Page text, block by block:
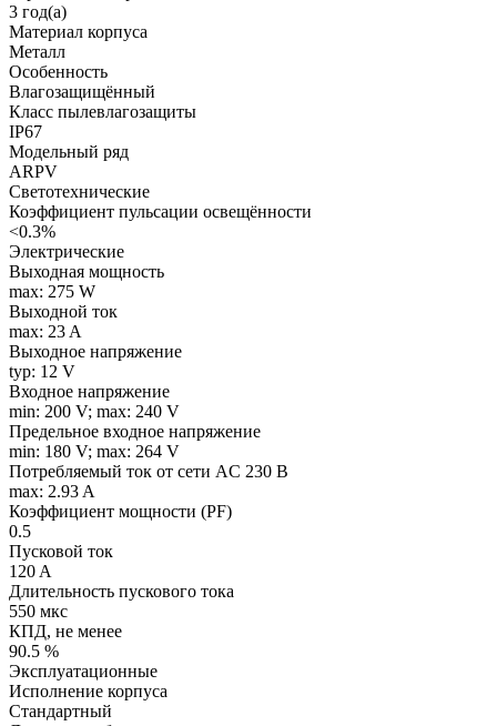
3 год(а)
Материал корпуса
Металл
Особенность
Влагозащищённый
Класс пылевлагозащиты
IP67
Модельный ряд
ARPV
Светотехнические
Коэффициент пульсации освещённости
<0.3%
Электрические
Выходная мощность
max: 275 W
Выходной ток
max: 23 A
Выходное напряжение
typ: 12 V
Входное напряжение
min: 200 V; max: 240 V
Предельное входное напряжение
min: 180 V; max: 264 V
Потребляемый ток от сети AC 230 В
max: 2.93 A
Коэффициент мощности (PF)
0.5
Пусковой ток
120 A
Длительность пускового тока
550 мкс
КПД, не менее
90.5 %
Эксплуатационные
Исполнение корпуса
Стандартный